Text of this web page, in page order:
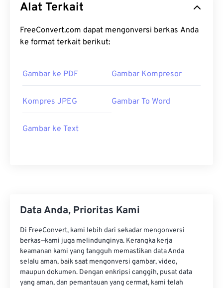
Alat Terkait
FreeConvert.com dapat mengonversi berkas Anda
ke format terkait berikut:
Gambar ke PDF Gambar Kompresor
Kompres JPEG Gambar To Word
Gambar ke Text
Data Anda, Prioritas Kami
Di FreeConvert, kami lebih dari sekadar mengonversi
berkas—kami juga melindunginya. Kerangka kerja
keamanan kami yang tangguh memastikan data Anda
selalu aman, baik saat mengonversi gambar, video,
maupun dokumen. Dengan enkripsi canggih, pusat data
yang aman, dan pemantauan yang cermat, kami telah